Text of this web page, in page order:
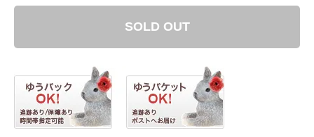
SOLD OUT